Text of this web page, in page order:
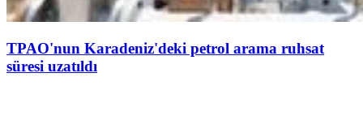
TPAO'nun Karadeniz'deki petrol arama ruhsat
süresi uzatıldı